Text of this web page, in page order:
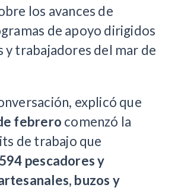
los avances de
de apoyo dirigidos
y trabajadores del mar de
explicó que
febrero comenzó la
de trabajo que
594 pescadores y
buzos y